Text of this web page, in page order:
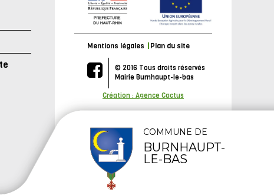
Mentions légales Plan du site
© 2016 Tous droits réservés
Mairie Burnhaupt-le-bas
Création : Agence Cactus
COMMUNE DE
BURNHAUPT-
LE-BAS